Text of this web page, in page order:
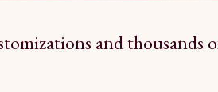
and thousands